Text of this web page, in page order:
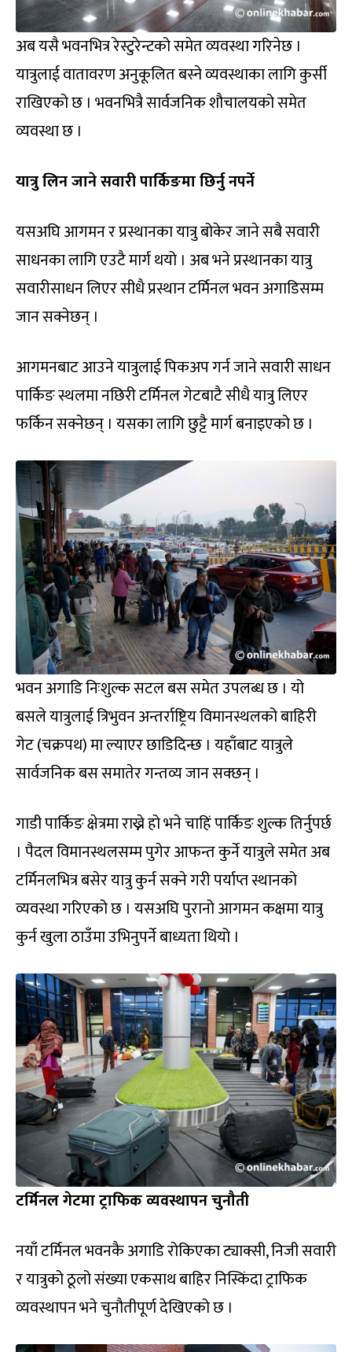
अब यसै भवनभित्र रेस्टुरेन्टको समेत व्यवस्था गरिनेछ ।
यात्रुलाई वातावरण अनुकूलित बस्ने व्यवस्थाका लागि कुर्सी
राखिएको छ । भवनभित्रै सार्वजनिक शौचालयको समेत
व्यवस्था छ ।
यात्रु लिन जाने सवारी पार्किङमा छिर्नु नपर्ने
यसअघि आगमन र प्रस्थानका यात्रु बोकेर जाने सबै सवारी
साधनका लागि एउटै मार्ग थयो । अब भने प्रस्थानका यात्रु
सवारीसाधन लिएर सीधै प्रस्थान टर्मिनल भवन अगाडिसम्म
जान सक्नेछन् ।
आगमनबाट आउने यात्रुलाई पिकअप गर्न जाने सवारी साधन
पार्किङ स्थलमा नछिरी टर्मिनल गेटबाटै सीधै यात्रु लिएर
फर्किन सक्नेछन् । यसका लागि छुट्टै मार्ग बनाइएको छ ।
भवन अगाडि निःशुल्क सटल बस समेत उपलब्ध छ । यो
बसले यात्रुलाई त्रिभुवन अन्तर्राष्ट्रिय विमानस्थलको बाहिरी
गेट (चक्रपथ) मा ल्याएर छाडिदिन्छ । यहाँबाट यात्रुले
सार्वजनिक बस समातेर गन्तव्य जान सक्छन् ।
गाडी पार्किङ क्षेत्रमा राख्ने हो भने चाहिं पार्किङ शुल्क तिर्नुपर्छ
। पैदल विमानस्थलसम्म पुगेर आफन्त कुर्ने यात्रुले समेत अब
टर्मिनलभित्र बसेर यात्रु कुर्न सक्ने गरी पर्याप्त स्थानको
व्यवस्था गरिएको छ । यसअघि पुरानो आगमन कक्षमा यात्रु
कुर्न खुला ठाउँमा उभिनुपर्ने बाध्यता थियो ।
टर्मिनल गेटमा ट्राफिक व्यवस्थापन चुनौती
नयाँ टर्मिनल भवनकै अगाडि रोकिएका ट्याक्सी, निजी सवारी
र यात्रुको ठूलो संख्या एकसाथ बाहिर निस्किंदा ट्राफिक
व्यवस्थापन भने चुनौतीपूर्ण देखिएको छ ।